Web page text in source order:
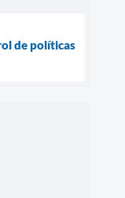
de políticas